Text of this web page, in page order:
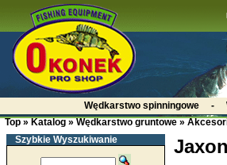
Wędkarstwo spinningowe -
Top » Katalog » Wędkarstwo gruntowe »
Szybkie Wyszukiwanie